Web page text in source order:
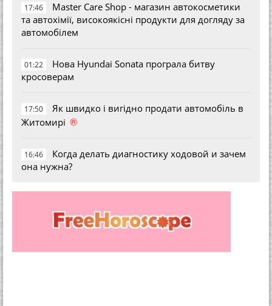
17:46
Master Care Shop - магазин автокосметики
та автохімії, високоякісні продукти для догляду за
автомобілем
01:22
Нова Hyundai Sonata програла битву
кросоверам
17:50
Як швидко і вигідно продати автомобіль в
Житомирі ®
16:46
Когда делать диагностику ходовой и зачем
она нужна?